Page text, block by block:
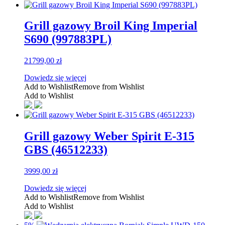
Grill gazowy Broil King Imperial
S690 (997883PL)
21799,00 zł
Dowiedz się więcej
Add to WishlistRemove from Wishlist
Add to Wishlist
Grill gazowy Weber Spirit E-315
GBS (46512233)
3999,00 zł
Dowiedz się więcej
Add to WishlistRemove from Wishlist
Add to Wishlist